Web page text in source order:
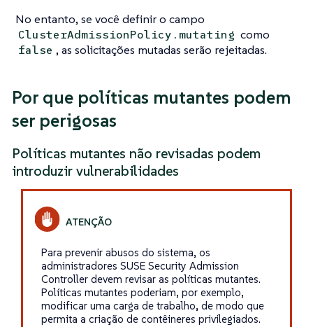
No entanto, se você definir o campo
ClusterAdmissionPolicy.mutating como
false , as solicitações mutadas serão rejeitadas.
Por que políticas mutantes podem
ser perigosas
Políticas mutantes não revisadas podem
introduzir vulnerabilidades
Para prevenir abusos do sistema, os
administradores SUSE Security Admission
Controller devem revisar as políticas mutantes.
Políticas mutantes poderiam, por exemplo,
modificar uma carga de trabalho, de modo que
permita a criação de contêineres privilegiados.